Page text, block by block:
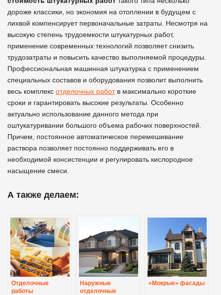
дороже классики, но экономия на отоплении в будущем с
лихвой компенсирует первоначальные затраты. Несмотря на
высокую степень трудоемкости штукатурных работ,
применение современных технологий позволяет снизить
трудозатраты и повысить качество выполняемой процедуры.
Профессиональная машинная штукатурка с применением
специальных составов и оборудования позволит выполнить
весь комплекс отделочных работв максимально короткие
сроки и гарантировать высокие результаты. Особенно
актуально использование данного метода при
оштукатуривании большого объема рабочих поверхностей.
Причем, постоянное автоматическое перемешивание
раствора позволяет постоянно поддерживать его в
необходимой консистенции и регулировать кислородное
насыщение смеси.
А также делаем:
Отделочные
работы
Наружные
отделочные
«Мокрые» фасады